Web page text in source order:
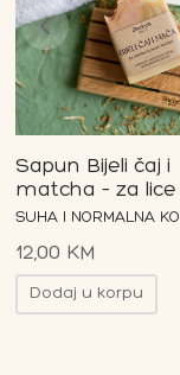
Sapun Bijeli čaj i
matcha – za lice
SUHA I NORMALNA
12,00 KM
Dodaj u korpu